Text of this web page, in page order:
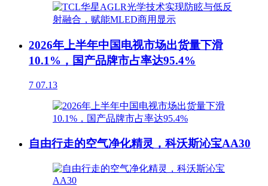
2026年上半年中国电视市场出货量下滑
10.1%，国产品牌市占率达95.4%
7 07.13
自由行走的空气净化精灵，科沃斯沁宝AA30